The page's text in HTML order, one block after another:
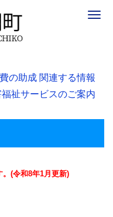
の助成 関連する情報
福祉サービスのご案内
(令和8年1月更新)